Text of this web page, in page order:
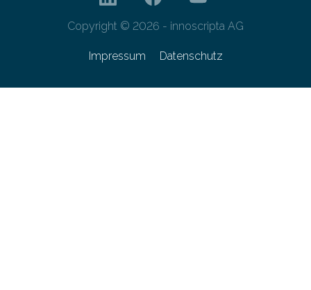
Copyright © 2026 - innoscripta AG
Impressum Datenschutz